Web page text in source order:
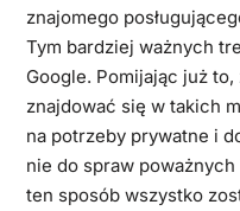
znajomego
Tym bardziej ważnych
Google. Pomijając już
znajdować się w takich
na potrzeby prywatne i
nie do spraw
ten sposób wszystko